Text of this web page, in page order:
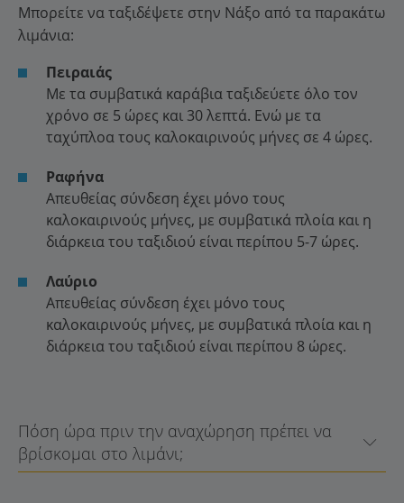
Μπορείτε να ταξιδέψετε στην Νάξο από τα παρακάτω
λιμάνια:
Πειραιάς
Με τα συμβατικά καράβια ταξιδεύετε όλο τον
χρόνο σε 5 ώρες και 30 λεπτά. Ενώ με τα
ταχύπλοα τους καλοκαιρινούς μήνες σε 4 ώρες.
Ραφήνα
Απευθείας σύνδεση έχει μόνο τους
καλοκαιρινούς μήνες, με συμβατικά πλοία και η
διάρκεια του ταξιδιού είναι περίπου 5-7 ώρες.
Λαύριο
Απευθείας σύνδεση έχει μόνο τους
καλοκαιρινούς μήνες, με συμβατικά πλοία και η
διάρκεια του ταξιδιού είναι περίπου 8 ώρες.
Πόση ώρα πριν την αναχώρηση πρέπει να
βρίσκομαι στο λιμάνι;